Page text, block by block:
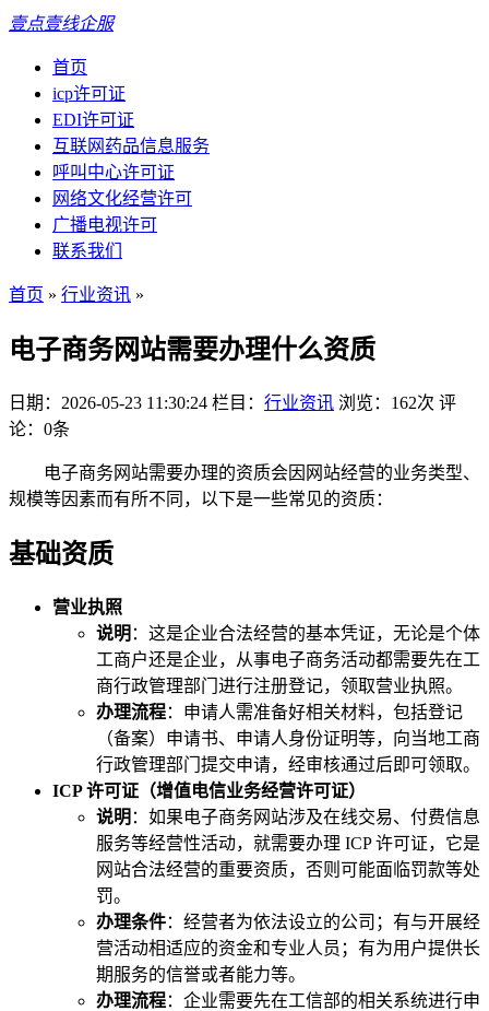
壹点壹线企服
首页
icp许可证
EDI许可证
互联网药品信息服务
呼叫中心许可证
网络文化经营许可
广播电视许可
联系我们
首页 » 行业资讯 »
电子商务网站需要办理什么资质
日期：2026-05-23 11:30:24 栏目： 行业资讯 浏览：162次 评
论：0条
电子商务网站需要办理的资质会因网站经营的业务类型、
规模等因素而有所不同，以下是一些常见的资质：
基础资质
营业执照
说明 ：这是企业合法经营的基本凭证，无论是个体
工商户还是企业，从事电子商务活动都需要先在工
商行政管理部门进行注册登记，领取营业执照。
办理流程：申请人需准备好相关材料，包括登记
（备案）申请书、申请人身份证明等，向当地工商
行政管理部门提交申请，经审核通过后即可领取。
ICP 许可证（增值电信业务经营许可证）
说明 ：如果电子商务网站涉及在线交易、付费信息
服务等经营性活动，就需要办理 ICP 许可证，它是
网站合法经营的重要资质，否则可能面临罚款等处
罚。
办理条件：经营者为依法设立的公司；有与开展经
营活动相适应的资金和专业人员；有为用户提供长
期服务的信誉或者能力等。
办理流程：企业需要先在工信部的相关系统进行申